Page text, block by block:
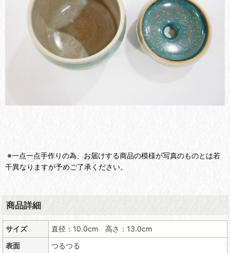
※一点一点手作りの為、お届けする商品の模様が写真のものとは若
干異なりますが予めご了承ください。
商品詳細
サイズ
直径：10.0cm 高さ：13.0cm
表面
つるつる